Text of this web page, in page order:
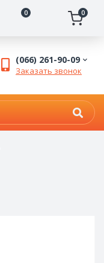
0 0
(066) 261-90-09
Заказать звонок